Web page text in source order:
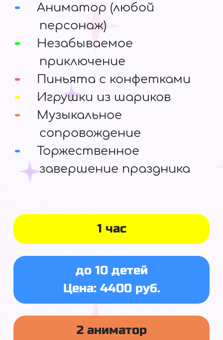
1 час
до 10 детей
Цена: 4400 руб.
2 аниматор
Аниматор (любой
персонаж)
Незабываемое
приключение
Пиньята с конфетками
Игрушки из шариков
Музыкальное
сопровождение
Торжественное
завершение праздника